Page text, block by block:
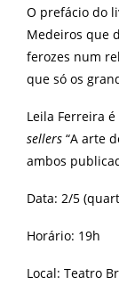
O prefácio do
Medeiros que
ferozes num
que só os
Leila Ferreira
sellers “A arte
ambos
Data: 2/5
Horário: 19h
Local: Teatro